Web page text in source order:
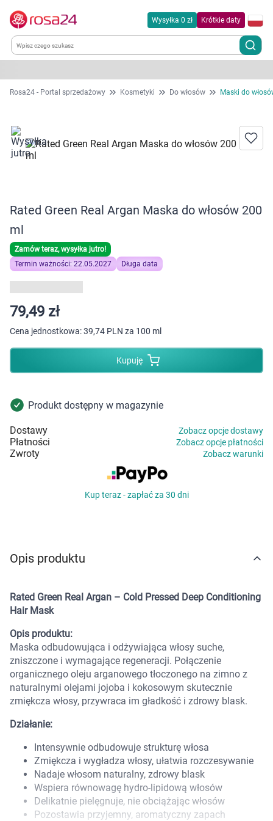
Korzystamy z plików cookies w celu
Wysyłka 0 zł Krótkie daty
Kategorie
Dla zwierząt
Zdrowie
Kobieta w ciąży i mama
Dziecko
Higiena
Kosmetyki
Mężczyzna
Zdrowy styl życia
Zabawki
Marki
Rosa24 - Portal sprzedażowy Kosmetyki Do włosów Maski do
Rated Green Real Argan Maska do włosów 200
ml
Zamów teraz, wysyłka jutro!
Termin ważności: 22.05.2027
Długa data
79,49 zł
Cena jednostkowa:39,74 PLN za 100 ml
Kupuję
Produkt dostępny w magazynie
Dostawy Zobacz opcje dostawy
Płatności Zobacz opcje płatności
Zwroty Zobacz warunki
Kup teraz - zapłać za 30 dni
Opis produktu
Rated Green Real Argan – Cold Pressed Deep Conditioning
Hair Mask
Opis produktu:
Maska odbudowująca i odżywiająca włosy suche,
zniszczone i wymagające regeneracji. Połączenie
organicznego oleju arganowego tłoczonego na zimno z
naturalnymi olejami jojoba i kokosowym skutecznie
zmiękcza włosy, przywraca im gładkość i zdrowy blask.
Działanie:
Intensywnie odbudowuje strukturę włosa
Zmiękcza i wygładza włosy, ułatwia rozczesywanie
Nadaje włosom naturalny, zdrowy blask
Wspiera równowagę hydro-lipidową włosów
Delikatnie pielęgnuje, nie obciążając włosów
Pozostawia przyjemny, aromatyczny zapach